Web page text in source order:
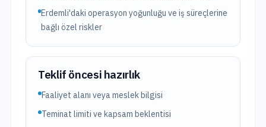
Erdemli'daki operasyon yoğunluğu ve iş süreçlerine
bağlı özel riskler
Teklif öncesi hazırlık
Faaliyet alanı veya meslek bilgisi
Teminat limiti ve kapsam beklentisi